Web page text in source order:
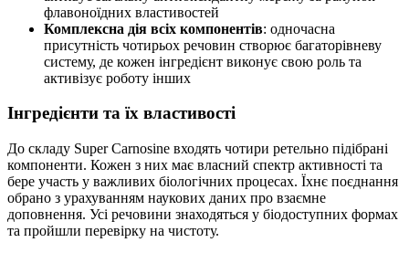
флавоноїдних властивостей
Комплексна дія всіх компонентів: одночасна
присутність чотирьох речовин створює багаторівневу
систему, де кожен інгредієнт виконує свою роль та
активізує роботу інших
Інгредієнти та їх властивості
До складу Super Carnosine входять чотири ретельно підібрані
компоненти. Кожен з них має власний спектр активності та
бере участь у важливих біологічних процесах. Їхнє поєднання
обрано з урахуванням наукових даних про взаємне
доповнення. Усі речовини знаходяться у біодоступних формах
та пройшли перевірку на чистоту.